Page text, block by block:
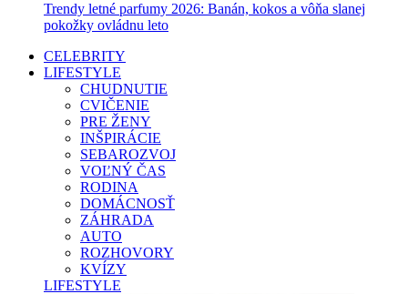
Trendy letné parfumy 2026: Banán, kokos a vôňa slanej
pokožky ovládnu leto
CELEBRITY
LIFESTYLE
CHUDNUTIE
CVIČENIE
PRE ŽENY
INŠPIRÁCIE
SEBAROZVOJ
VOĽNÝ ČAS
RODINA
DOMÁCNOSŤ
ZÁHRADA
AUTO
ROZHOVORY
KVÍZY
LIFESTYLE